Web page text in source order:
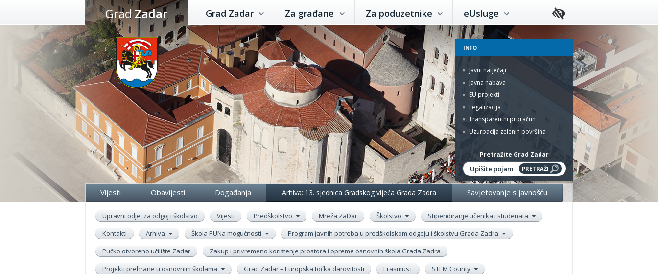
Preskoči
na
sadržaj
GradZadar Grad Zadar Za građane Za poduzetnike eUsluge
INFO
Javni natječaji
Javna nabava
EU projekti
Legalizacija
Transparentni proračun
Uzurpacija zelenih površina
Pretražite Grad Zadar
Vijesti Obavijesti Događanja Arhiva: 13. sjednica Gradskog vijeća Grada Zadra Savjetovanje s javnošću
Upravni odjel za odgoj i školstvo Vijesti Predškolstvo Mreža ZaDar Školstvo
Stipendiranje učenika i studenata
Kontakti
Arhiva Škola PUNa mogućnosti
Program javnih potreba u predškolskom odgoju i školstvu Grada Zadra
Pučko otvoreno učilište Zadar
Zakup i privremeno korištenje prostora i opreme osnovnih škola Grada Zadra
Projekti prehrane u osnovnim školama
Grad Zadar – Europska točka darovitosti Erasmus+
STEM County